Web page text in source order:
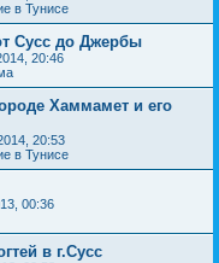
в Тунисе
Сусс до Джербы
20:46
Хаммамет и его
20:53
в Тунисе
00:36
в г.Сусс